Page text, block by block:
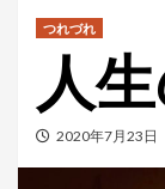
つれづれ
人
2020年7月23日